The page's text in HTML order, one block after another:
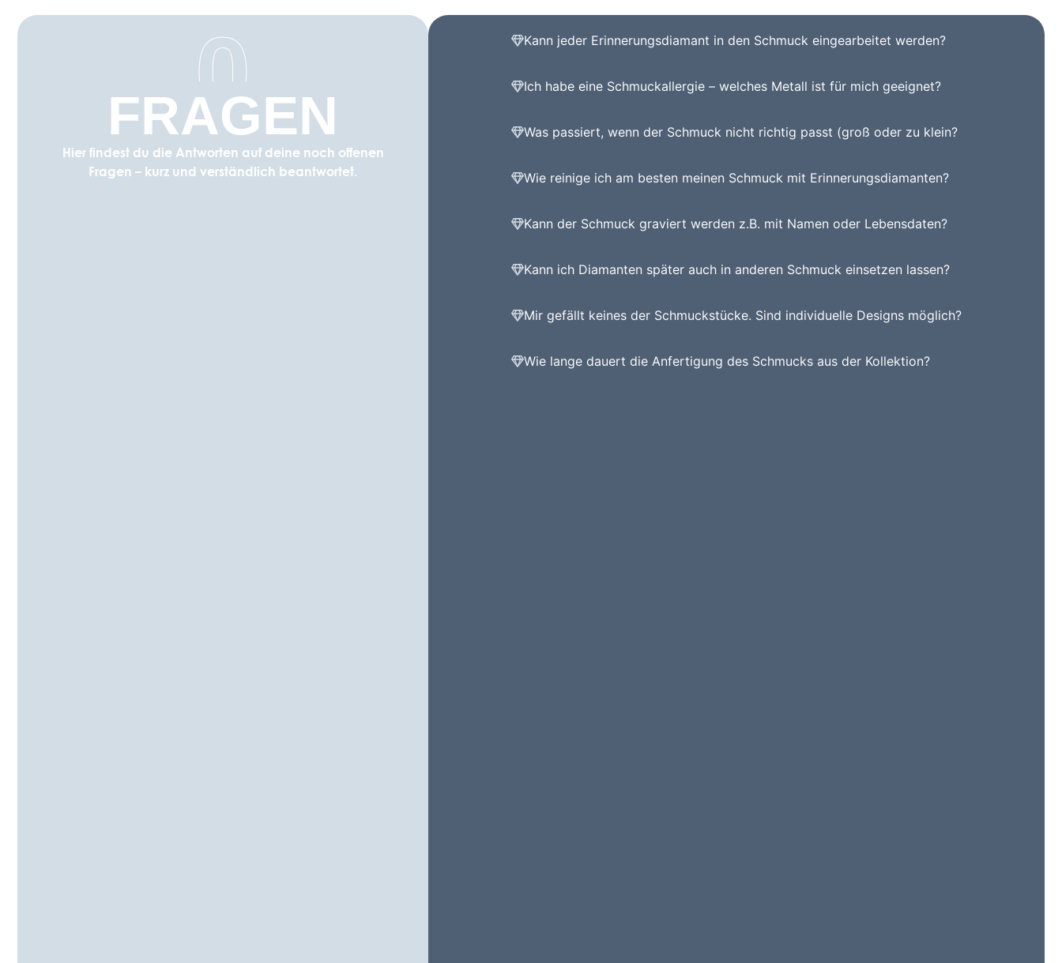
0
FRAGEN
Hier findest du die Antworten auf deine noch offenen
Fragen – kurz und verständlich beantwortet.
Kann jeder Erinnerungsdiamant in den Schmuck eingearbeitet werden?
Ich habe eine Schmuckallergie – welches Metall ist für mich geeignet?
Was passiert, wenn der Schmuck nicht richtig passt (groß oder zu klein?
Wie reinige ich am besten meinen Schmuck mit Erinnerungsdiamanten?
Kann der Schmuck graviert werden z.B. mit Namen oder Lebensdaten?
Kann ich Diamanten später auch in anderen Schmuck einsetzen lassen?
Mir gefällt keines der Schmuckstücke. Sind individuelle Designs möglich?
Wie lange dauert die Anfertigung des Schmucks aus der Kollektion?